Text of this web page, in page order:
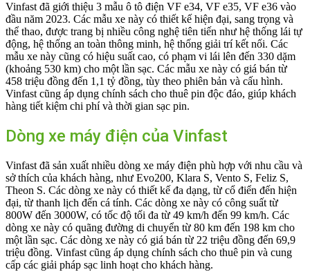
Vinfast đã giới thiệu 3 mẫu ô tô điện VF e34, VF e35, VF e36 vào
đầu năm 2023. Các mẫu xe này có thiết kế hiện đại, sang trọng và
thể thao, được trang bị nhiều công nghệ tiên tiến như hệ thống lái tự
động, hệ thống an toàn thông minh, hệ thống giải trí kết nối. Các
mẫu xe này cũng có hiệu suất cao, có phạm vi lái lên đến 330 dặm
(khoảng 530 km) cho một lần sạc. Các mẫu xe này có giá bán từ
458 triệu đồng đến 1,1 tỷ đồng, tùy theo phiên bản và cấu hình.
Vinfast cũng áp dụng chính sách cho thuê pin độc đáo, giúp khách
hàng tiết kiệm chi phí và thời gian sạc pin.
Dòng xe máy điện của Vinfast
Vinfast đã sản xuất nhiều dòng xe máy điện phù hợp với nhu cầu và
sở thích của khách hàng, như Evo200, Klara S, Vento S, Feliz S,
Theon S. Các dòng xe này có thiết kế đa dạng, từ cổ điển đến hiện
đại, từ thanh lịch đến cá tính. Các dòng xe này có công suất từ
800W đến 3000W, có tốc độ tối đa từ 49 km/h đến 99 km/h. Các
dòng xe này có quãng đường di chuyển từ 80 km đến 198 km cho
một lần sạc. Các dòng xe này có giá bán từ 22 triệu đồng đến 69,9
triệu đồng. Vinfast cũng áp dụng chính sách cho thuê pin và cung
cấp các giải pháp sạc linh hoạt cho khách hàng.